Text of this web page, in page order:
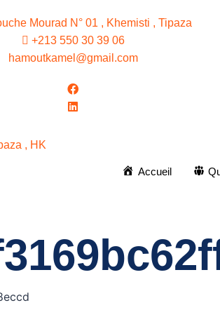
Mourad N° 01 , Khemisti , Tipaza
+213 550 30 39 06
hamoutkamel@gmail.com
Accueil